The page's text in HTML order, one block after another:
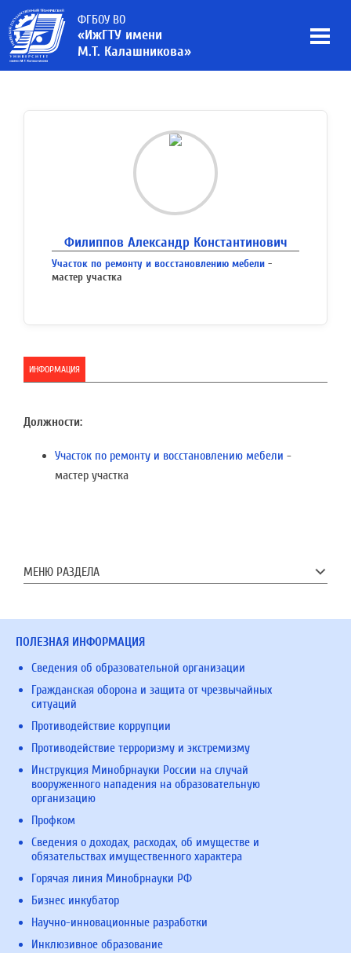
ФГБОУ ВО
«ИжГТУ имени
М.Т. Калашникова»
Филиппов Александр Константинович
Участок по ремонту и восстановлению мебели -
мастер участка
ИНФОРМАЦИЯ
Должности:
Участок по ремонту и восстановлению мебели -
мастер участка
МЕНЮ РАЗДЕЛА
ПОЛЕЗНАЯ ИНФОРМАЦИЯ
Сведения об образовательной организации
Гражданская оборона и защита от чрезвычайных
ситуаций
Противодействие коррупции
Противодействие терроризму и экстремизму
Инструкция Минобрнауки России на случай
вооруженного нападения на образовательную
организацию
Профком
Сведения о доходах, расходах, об имуществе и
обязательствах имущественного характера
Горячая линия Минобрнауки РФ
Бизнес инкубатор
Научно-инновационные разработки
Инклюзивное образование